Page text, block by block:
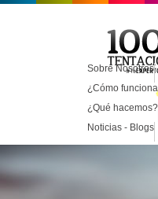
Sobre Nosotros
¿Cómo
¿Qué hacemos?
Noticias - Blogs